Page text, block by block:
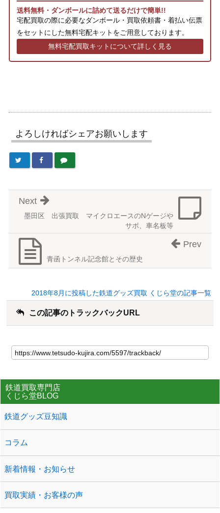
送料無料・ダンボールに詰めて送るだけで簡単!!
宅配買取の際に必要なダンボール・買取依頼書・着払い伝票
をセットにした無料宅配キットをご用意しております。
無料宅配買取キットについて詳しく見る
よろしければシェアお願いします
墨田区 出張買取 マイクロエースのNゲージや
サボ、車名板等
Next
青函トンネル記念館とその歴史
Prev
2018年8月に投稿した鉄道グッズ買取 くじら堂の記事一覧
この記事のトラックバックURL
鉄道買取専門店
くじら堂BLOG
鉄道グッズ豆知識
コラム
新着情報・お知らせ
買取実績・お客様の声